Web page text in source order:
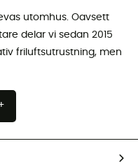
utomhus. Oavsett
delar vi sedan 2015
friluftsutrustning, men